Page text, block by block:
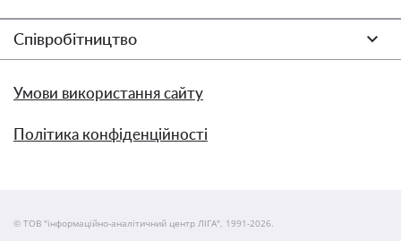
Співробітництво
Умови використання сайту
Політика конфіденційності
© ТОВ "інформаційно-аналітичний центр ЛІГА", 1991-2026.